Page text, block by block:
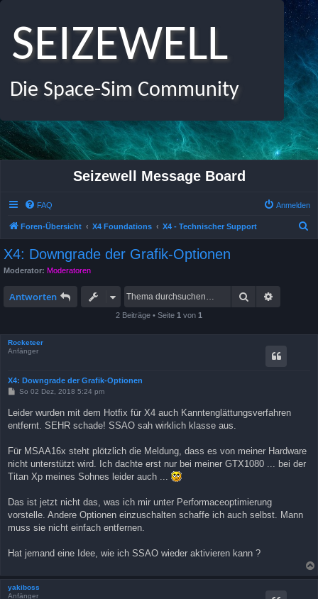
SEIZEWELL
Die Space-Sim Community
Seizewell Message Board
FAQ Anmelden
Foren-Übersicht X4 Foundations X4 - Technischer Support
X4: Downgrade der Grafik-Optionen
Moderator: Moderatoren
Antworten Suche
2 Beiträge • Seite 1 von 1
Rocketeer
Anfänger
X4: Downgrade der Grafik-Optionen
B
t
r
So 02 Dez, 2018 5:24 pm
Leider wurden mit dem Hotfix für X4 auch Kanntenglättungsverfahren
entfernt. SEHR schade! SSAO sah wirklich klasse aus.
Für MSAA16x steht plötzlich die Meldung, dass es von meiner Hardware
nicht unterstützt wird. Ich dachte erst nur bei meiner GTX1080 ... bei der
Titan Xp meines Sohnes leider auch ...
Das ist jetzt nicht das, was ich mir unter Performaceoptimierung
vorstelle. Andere Optionen einzuschalten schaffe ich auch selbst. Mann
muss sie nicht einfach entfernen.
Hat jemand eine Idee, wie ich SSAO wieder aktivieren kann ?
yakiboss
Anfänger